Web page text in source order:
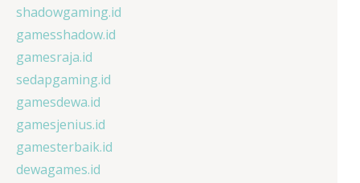
shadowgaming.id
gamesshadow.id
gamesraja.id
sedapgaming.id
gamesdewa.id
gamesjenius.id
gamesterbaik.id
dewagames.id